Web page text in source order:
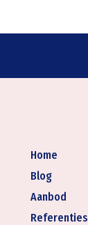
Home
Blog
Aanbod
Referenties